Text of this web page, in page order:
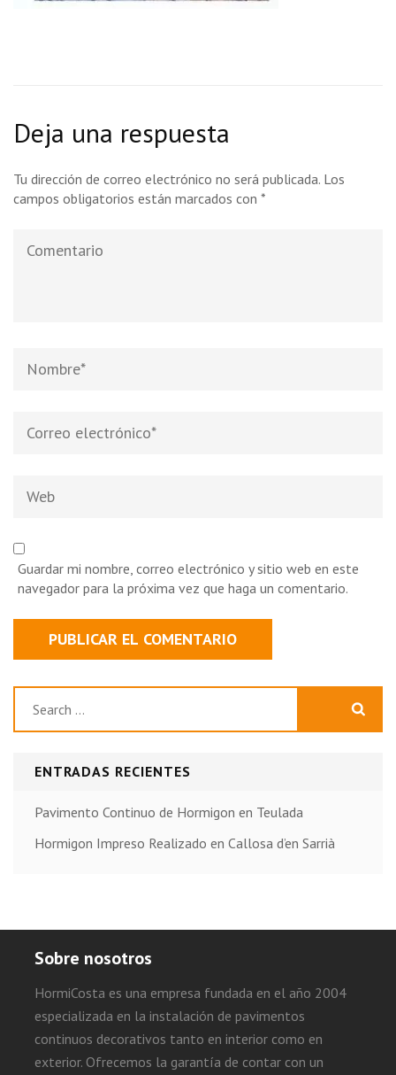
Deja una respuesta
Tu dirección de correo electrónico no será publicada. Los
campos obligatorios están marcados con *
electrónico*
Guardar mi nombre, correo electrónico y sitio web en este
navegador para la próxima vez que haga un comentario.
ENTRADAS RECIENTES
Pavimento Continuo de Hormigon en Teulada
Hormigon Impreso Realizado en Callosa d’en Sarrià
Sobre nosotros
HormiCosta es una empresa fundada en el año 2004
especializada en la instalación de pavimentos
continuos decorativos tanto en interior como en
exterior. Ofrecemos la garantía de contar con un